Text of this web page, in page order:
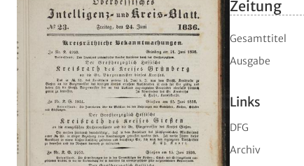
Zeitung
Gesamttitel
Ausgabe
Links
DFG
Archiv